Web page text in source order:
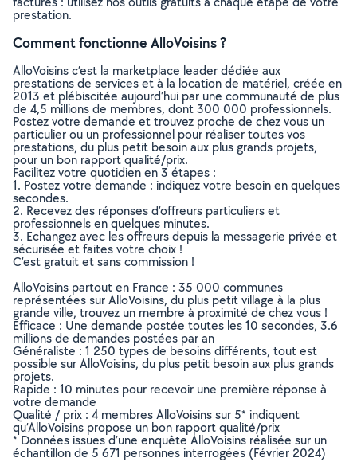
prestation.
Comment fonctionne AlloVoisins ?
AlloVoisins c’est la marketplace leader dédiée aux
prestations de services et à la location de matériel, créée en
2013 et plébiscitée aujourd’hui par une communauté de plus
de 4,5 millions de membres, dont 300 000 professionnels.
Postez votre demande et trouvez proche de chez vous un
particulier ou un professionnel pour réaliser toutes vos
prestations, du plus petit besoin aux plus grands projets,
pour un bon rapport qualité/prix.
Facilitez votre quotidien en 3 étapes :
1. Postez votre demande : indiquez votre besoin en quelques
secondes.
2. Recevez des réponses d’offreurs particuliers et
professionnels en quelques minutes.
3. Echangez avec les offreurs depuis la messagerie privée et
sécurisée et faites votre choix !
C’est gratuit et sans commission !
AlloVoisins partout en France : 35 000 communes
représentées sur AlloVoisins, du plus petit village à la plus
grande ville, trouvez un membre à proximité de chez vous !
Efficace : Une demande postée toutes les 10 secondes, 3.6
millions de demandes postées par an
Généraliste : 1 250 types de besoins différents, tout est
possible sur AlloVoisins, du plus petit besoin aux plus grands
projets.
Rapide : 10 minutes pour recevoir une première réponse à
votre demande
Qualité / prix : 4 membres AlloVoisins sur 5* indiquent
qu’AlloVoisins propose un bon rapport qualité/prix
* Données issues d’une enquête AlloVoisins réalisée sur un
échantillon de 5 671 personnes interrogées (Février 2024)